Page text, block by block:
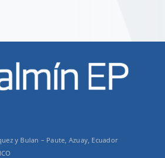
y Bulan – Paute, Azuay, Ecuador